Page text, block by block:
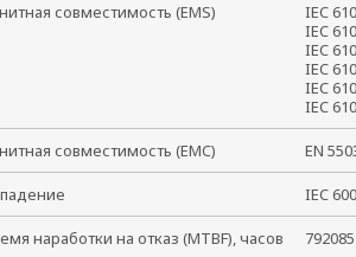
совместимость (EMS)
IEC
IEC
IEC
IEC
IEC
IEC
совместимость (EMC) EN
IEC
наработки на отказ (MTBF), часов 792085